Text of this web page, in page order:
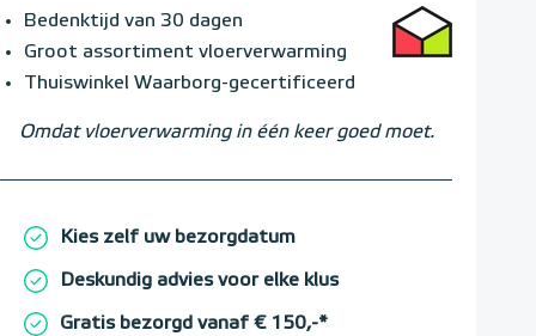
Bedenktijd van 30 dagen
Groot assortiment vloerverwarming
Thuiswinkel Waarborg-gecertificeerd
Omdat vloerverwarming in één keer goed moet.
Kies zelf uw bezorgdatum
Deskundig advies voor elke klus
Gratis bezorgd vanaf € 150,-*